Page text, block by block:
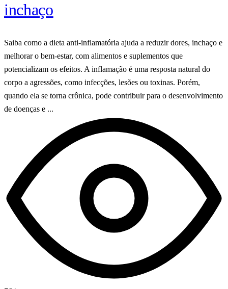
inchaço
Saiba como a dieta anti-inflamatória ajuda a reduzir dores, inchaço e
melhorar o bem-estar, com alimentos e suplementos que
potencializam os efeitos. A inflamação é uma resposta natural do
corpo a agressões, como infecções, lesões ou toxinas. Porém,
quando ela se torna crônica, pode contribuir para o desenvolvimento
de doenças e ...